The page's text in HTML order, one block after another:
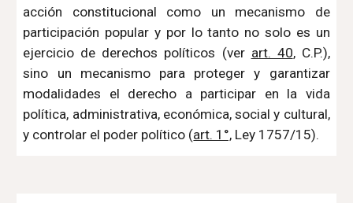
acción constitucional como un mecanismo de
participación popular y por lo tanto no solo es un
ejercicio de derechos políticos (ver art. 40, C.P.),
sino un mecanismo para proteger y garantizar
modalidades el derecho a participar en la vida
política, administrativa, económica, social y cultural,
y controlar el poder político (art. 1°, Ley 1757/15).